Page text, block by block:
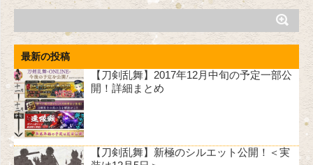
最新の投稿
【刀剣乱舞】2017年12月中旬の予定一部公
開！詳細まとめ
【刀剣乱舞】新極のシルエット公開！＜実